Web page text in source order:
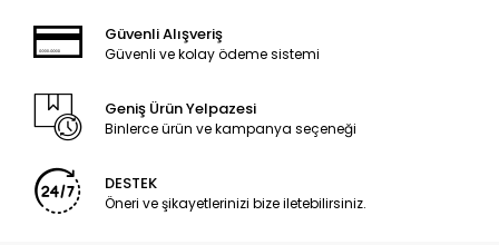
Güvenli Alışveriş
Güvenli ve kolay ödeme sistemi
Geniş Ürün Yelpazesi
Binlerce ürün ve kampanya seçeneği
DESTEK
Öneri ve şikayetlerinizi bize iletebilirsiniz.